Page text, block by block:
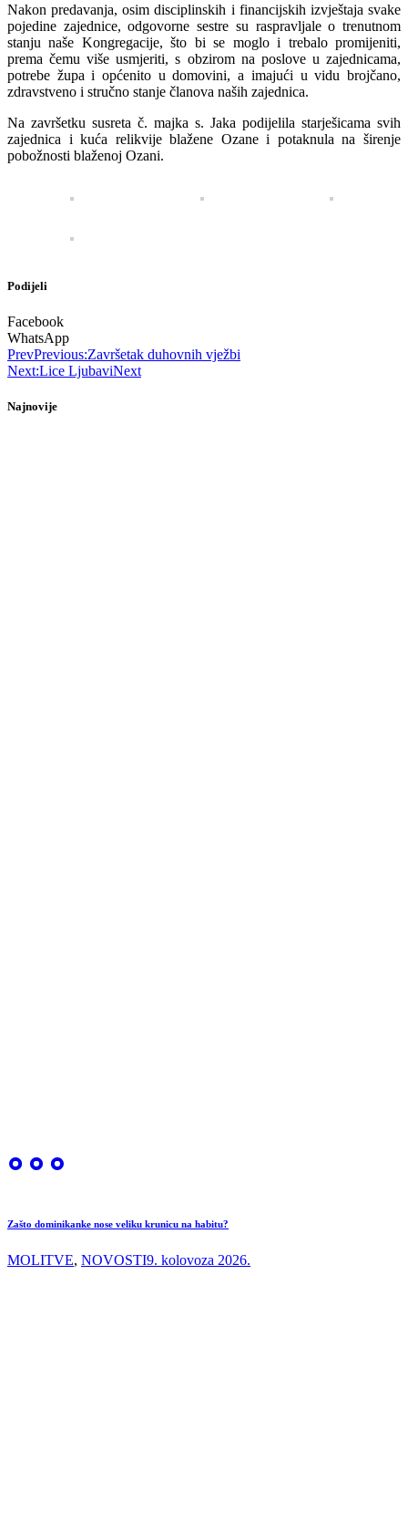
Nakon predavanja, osim disciplinskih i financijskih izvještaja svake
pojedine zajednice, odgovorne sestre su raspravljale o trenutnom
stanju naše Kongregacije, što bi se moglo i trebalo promijeniti,
prema čemu više usmjeriti, s obzirom na poslove u zajednicama,
potrebe župa i općenito u domovini, a imajući u vidu brojčano,
zdravstveno i stručno stanje članova naših zajednica.
Na završetku susreta č. majka s. Jaka podijelila starješicama svih
zajednica i kuća relikvije blažene Ozane i potaknula na širenje
pobožnosti blaženoj Ozani.
Podijeli
Facebook
WhatsApp
PrevPrevious:Završetak duhovnih vježbi
Next:Lice LjubaviNext
Najnovije
Zašto dominikanke nose veliku krunicu na habitu?
MOLITVE, NOVOSTI9. kolovoza 2026.